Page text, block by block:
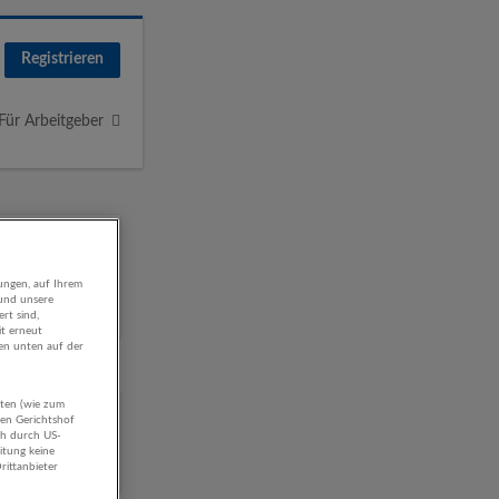
Registrieren
Für Arbeitgeber
auf Ihrem
unsere
sind,
erneut
unten auf der
(wie zum
Gerichtshof
durch US-
keine